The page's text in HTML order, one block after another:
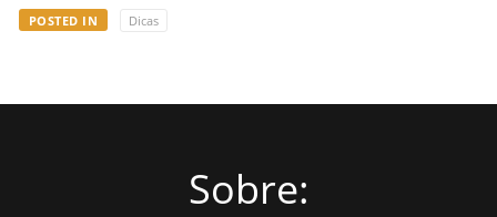
POSTED IN Dicas
Sobre: